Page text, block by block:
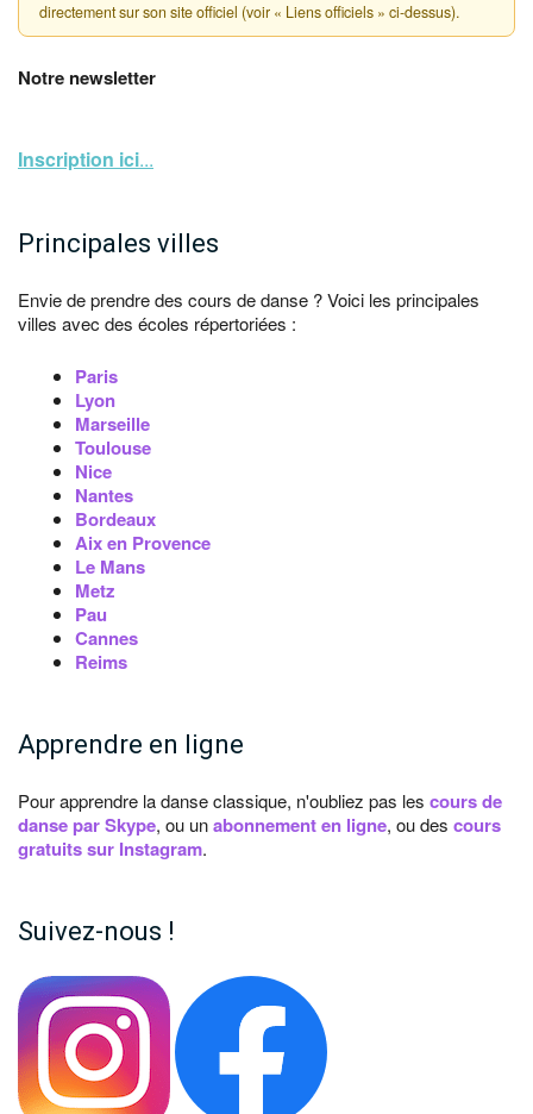
directement sur son site officiel (voir « Liens officiels » ci-dessus).
Notre newsletter
Inscription ici...
Principales villes
Envie de prendre des cours de danse ? Voici les principales
villes avec des écoles répertoriées :
Paris
Lyon
Marseille
Toulouse
Nice
Nantes
Bordeaux
Aix en Provence
Le Mans
Metz
Pau
Cannes
Reims
Apprendre en ligne
Pour apprendre la danse classique, n'oubliez pas les cours de
danse par Skype, ou unabonnement en ligne, ou des cours
gratuits sur Instagram.
Suivez-nous !